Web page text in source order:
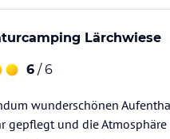
gehört, kann über 30 Almen
und Mountainbike-Trails
duftenden Wäldern und
Lärchwiese in
Sie hier richtig. Für Familien
speziellen
Lärchwiese
6 / 6
wunderschönen
gepflegt und die